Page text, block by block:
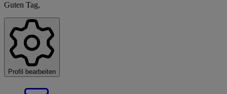
Guten Tag,
Profil bearbeiten